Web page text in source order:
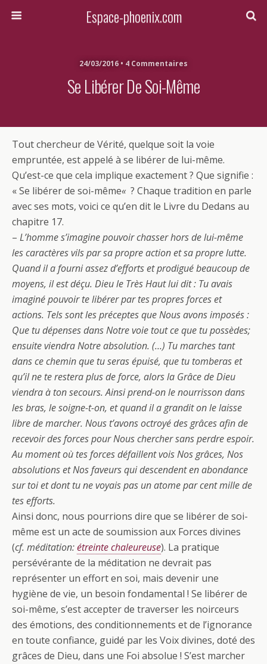
Espace-phoenix.com
24/03/2016 • 4 Commentaires
Se Libérer De Soi-Même
Tout chercheur de Vérité, quelque soit la voie
empruntée, est appelé à se libérer de lui-même.
Qu’est-ce que cela implique exactement ? Que signifie :
« Se libérer de soi-même« ? Chaque tradition en parle
avec ses mots, voici ce qu’en dit le Livre du Dedans au
chapitre 17.
– L’homme s’imagine pouvoir chasser hors de lui-même
les caractères vils par sa propre action et sa propre lutte.
Quand il a fourni assez d’efforts et prodigué beaucoup de
moyens, il est déçu. Dieu le Très Haut lui dit : Tu avais
imaginé pouvoir te libérer par tes propres forces et
actions. Tels sont les préceptes que Nous avons imposés :
Que tu dépenses dans Notre voie tout ce que tu possèdes;
ensuite viendra Notre absolution. (…) Tu marches tant
dans ce chemin que tu seras épuisé, que tu tomberas et
qu’il ne te restera plus de force, alors la Grâce de Dieu
viendra à ton secours. Ainsi prend-on le nourrisson dans
les bras, le soigne-t-on, et quand il a grandit on le laisse
libre de marcher. Nous t’avons octroyé des grâces afin de
recevoir des forces pour Nous chercher sans perdre espoir.
Au moment où tes forces défaillent vois Nos grâces, Nos
absolutions et Nos faveurs qui descendent en abondance
sur toi et dont tu ne voyais pas un atome par cent mille de
tes efforts.
Ainsi donc, nous pourrions dire que se libérer de soi-
même est un acte de soumission aux Forces divines
(cf. méditation:étreinte chaleureuse). La pratique
persévérante de la méditation ne devrait pas
représenter un effort en soi, mais devenir une
hygiène de vie, un besoin fondamental ! Se libérer de
soi-même, s’est accepter de traverser les noirceurs
des émotions, des conditionnements et de l’ignorance
en toute confiance, guidé par les Voix divines, doté des
grâces de Dieu, dans une Foi absolue ! S’est marcher